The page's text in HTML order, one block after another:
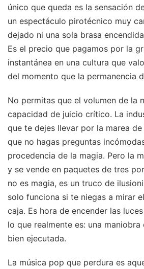
único que queda es la sensación
un espectáculo pirotécnico muy
dejado ni una sola brasa
Es el precio que pagamos por la
instantánea en una cultura que
del momento que la permanencia
No permitas que el volumen de la
capacidad de juicio crítico. La
que te dejes llevar por la marea
que no hagas preguntas
procedencia de la magia. Pero la
y se vende en paquetes de tres
no es magia, es un truco de
solo funciona si te niegas a mirar
caja. Es hora de encender las
lo que realmente es: una
bien ejecutada.
La música pop que perdura es